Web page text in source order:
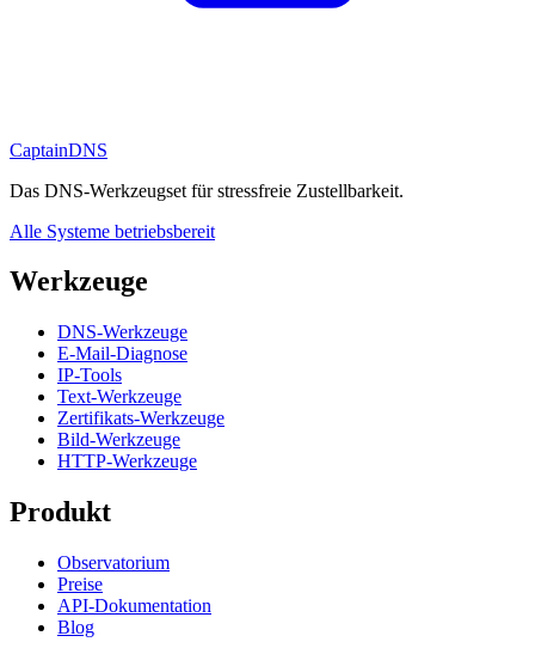
CaptainDNS
Das DNS-Werkzeugset für stressfreie Zustellbarkeit.
Alle Systeme betriebsbereit
Werkzeuge
DNS-Werkzeuge
E-Mail-Diagnose
IP-Tools
Text-Werkzeuge
Zertifikats-Werkzeuge
Bild-Werkzeuge
HTTP-Werkzeuge
Produkt
Observatorium
Preise
API-Dokumentation
Blog